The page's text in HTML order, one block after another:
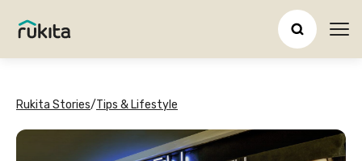
Rukita Stories/Tips & Lifestyle